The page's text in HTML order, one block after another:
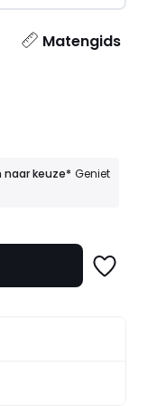
Matengids
naar keuze* Geniet